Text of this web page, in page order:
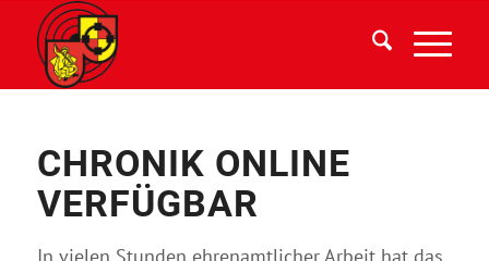
CHRONIK ONLINE
VERFÜGBAR